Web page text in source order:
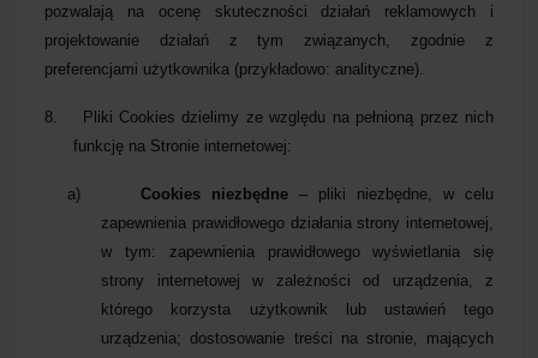
pozwalają na ocenę skuteczności działań reklamowych i
projektowanie działań z tym związanych, zgodnie z
preferencjami użytkownika (przykładowo: analityczne).
8.
Pliki Cookies dzielimy ze względu na pełnioną przez nich
funkcję na Stronie internetowej:
a) Cookies niezbędne– pliki niezbędne, w celu
zapewnienia prawidłowego działania strony internetowej,
w tym: zapewnienia prawidłowego wyświetlania się
strony internetowej w zależności od urządzenia, z
którego korzysta użytkownik lub ustawień tego
urządzenia; dostosowanie treści na stronie, mających